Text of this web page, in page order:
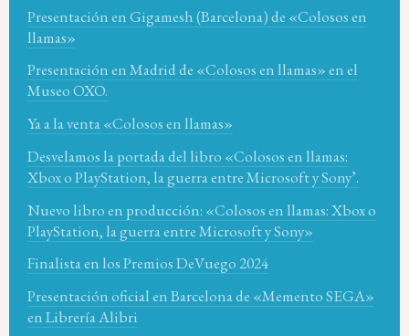
Presentación en Gigamesh (Barcelona) de «Colosos en
llamas»
Presentación en Madrid de «Colosos en llamas» en el
Museo OXO.
Ya a la venta «Colosos en llamas»
Desvelamos la portada del libro «Colosos en llamas:
Xbox o PlayStation, la guerra entre Microsoft y Sony’.
Nuevo libro en producción: «Colosos en llamas: Xbox o
PlayStation, la guerra entre Microsoft y Sony»
Finalista en los Premios DeVuego 2024
Presentación oficial en Barcelona de «Memento SEGA»
en Librería Alibri